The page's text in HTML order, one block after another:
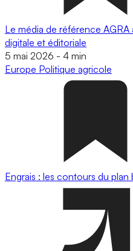
Le média de référence
digitale et éditoriale
5 mai 2026 - 4 min
Europe Politique agricole
Engrais : les contours du plan